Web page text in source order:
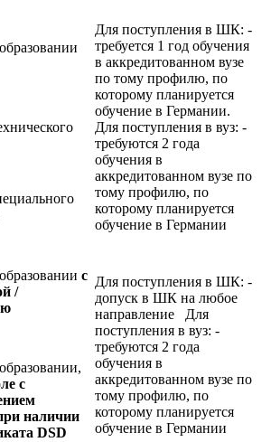
Для поступления в ШК: -
требуется 1 год обучения
в аккредитованном вузе
по тому профилю, по
которому планируется
обучение в Германии.
Для поступления в вуз: -
требуются 2 года
обучения в
аккредитованном вузе по
тому профилю, по
которому планируется
обучение в Германии
с
/
Для поступления в ШК: -
допуск в ШК на любое
направление Для
поступления в вуз: -
требуются 2 года
обучения в
аккредитованном вузе по
тому профилю, по
которому планируется
обучение в Германии
с
наличии
DSD